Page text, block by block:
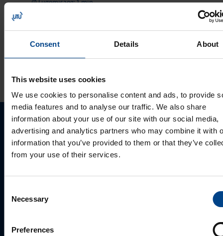
Consent Details About
This website uses cookies
We use cookies to personalise content and ads, to provide
media features and to analyse our traffic. We also share
information about your use of our site with our social media,
advertising and analytics partners who may combine it with
information that you’ve provided to them or that they’ve
from your use of their services.
Selection
Necessary
Preferences
Lugemisaeg: 1 min
pakkumine 2023
Palun võtke meiega ühendust